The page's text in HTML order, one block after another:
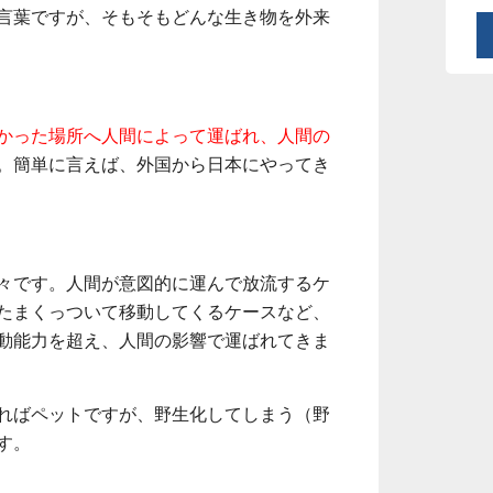
葉ですが、そもそもどんな生き物を外来
った場所へ人間によって運ばれ、人間の
簡単に言えば、外国から日本にやってき
です。人間が意図的に運んで放流するケ
まくっついて移動してくるケースなど、
能力を超え、人間の影響で運ばれてきま
ばペットですが、野生化してしまう（野
。